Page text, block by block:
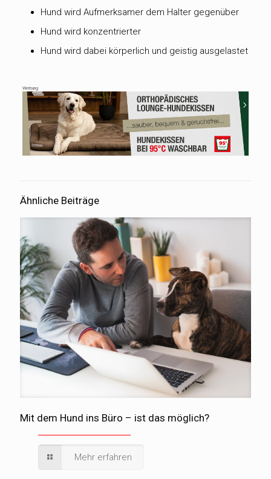
Hund wird Aufmerksamer dem Halter gegenüber
Hund wird konzentrierter
Hund wird dabei körperlich und geistig ausgelastet
Werbung
Ähnliche Beiträge
Mit dem Hund ins Büro – ist das möglich?
Mehr erfahren